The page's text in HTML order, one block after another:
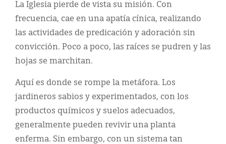
La Iglesia pierde de vista su misión. Con
frecuencia, cae en una apatía cínica, realizando
las actividades de predicación y adoración sin
convicción. Poco a poco, las raíces se pudren y las
hojas se marchitan.
Aquí es donde se rompe la metáfora. Los
jardineros sabios y experimentados, con los
productos químicos y suelos adecuados,
generalmente pueden revivir una planta
enferma. Sin embargo, con un sistema tan